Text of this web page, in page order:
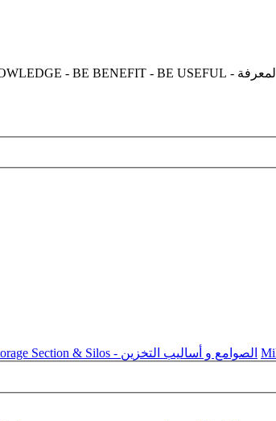
الصوامع و أساليب التخزين - Storage Section & Silos